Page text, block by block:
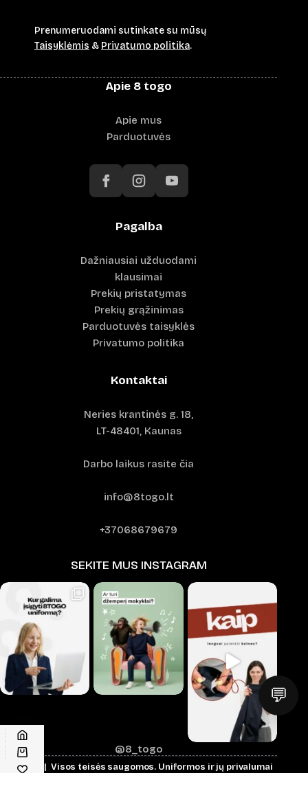
Prenumeruodami sutinkate su mūsų
Taisyklėmis & Privatumo politika.
Apie 8 togo
Apie mus
Parduotuvės
Pagalba
Dažniausiai užduodami
klausimai
Prekių pristatymas
Prekių grąžinimas
Parduotuvės taisyklės
Privatumo politika
Kontaktai
Neries krantinės g. 18,
LT-48401, Kaunas
Darbo laikus rasite čia
info@8togo.lt
+37068679679
SEKITE MUS INSTAGRAM
@8_togo
© 2026 | Visos teisės saugomos. Uniformos ir jų privalumai
💬